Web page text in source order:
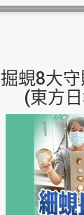
掘蜆8大
(東方